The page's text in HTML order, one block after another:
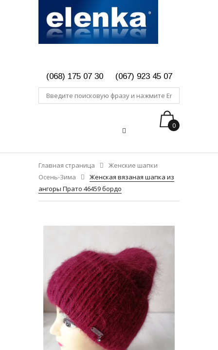
(068) 175 07 30 (067) 923 45 07
0
Главная страница
Женские шапки
Осень-Зима
Женская вязаная шапка из
ангоры Прато 46459 бордо